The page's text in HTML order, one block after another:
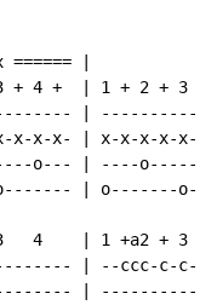
====== |
+ 4 +  | 1 + 2 + 3 +
|
x-x-x- | x-x-x-x-
o--- | ----
| o-------
4    | 1 +a2 + 3 +
| --ccc-c-c-
|